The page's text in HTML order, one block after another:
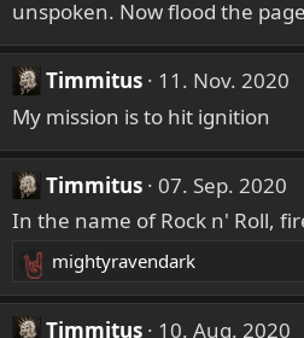
i
o
n
e
n
unspoken. Now flood the
Timmitus
11. Nov. 2020
My mission is to hit ignition
Timmitus 07. Sep. 2020
In the name of Rock n' Roll,
R
e
a
mightyravendark
Timmitus
10. Aug. 2020